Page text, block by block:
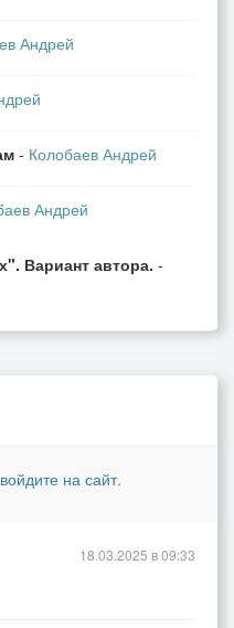
Андрей
- Колобаев Андрей
Андрей
Вариант автора. -
войдите на сайт.
18.03.2025 в 09:33